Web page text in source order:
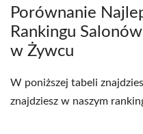
Porównanie
Rankingu
w Żywcu
W poniższej tabeli
znajdziesz w naszym